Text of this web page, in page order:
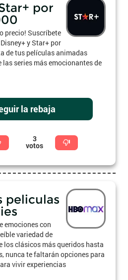
por
precio! Suscríbete
y Star+ por
de tus películas animadas
las series más emocionantes de
la rebaja
3
votos
peliculas
emociones con
variedad de
los clásicos más queridos hasta
nunca te faltarán opciones para
vivir experiencias